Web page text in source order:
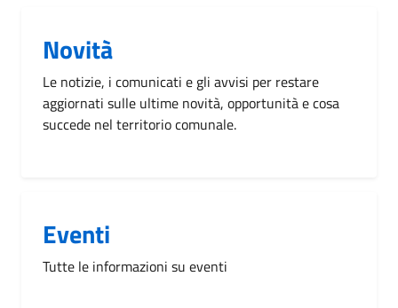
Novità
Le notizie, i comunicati e gli avvisi per restare
aggiornati sulle ultime novità, opportunità e cosa
succede nel territorio comunale.
Eventi
Tutte le informazioni su eventi